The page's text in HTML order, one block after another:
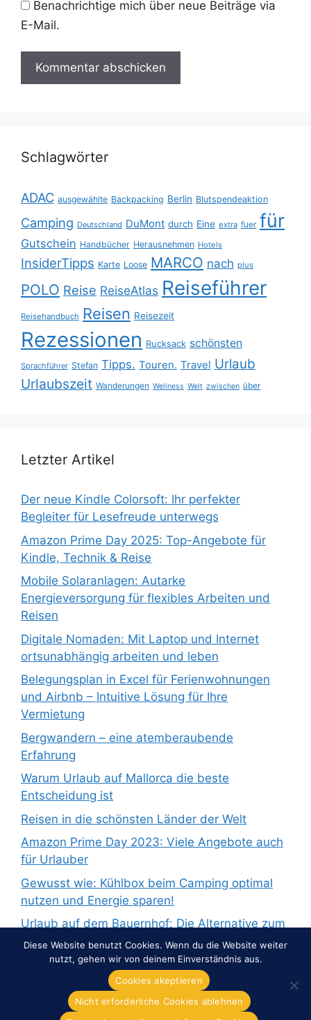
Benachrichtige mich über neue Beiträge via
E-Mail.
Schlagwörter
ADAC ausgewählte Backpacking Berlin Blutspendeaktion
Camping Deutschland DuMont durch Eine extra fuer für
Gutschein Handbücher Herausnehmen Hotels
InsiderTipps Karte Loose MARCO nach plus
POLO Reise ReiseAtlas Reiseführer
Reisehandbuch Reisen Reisezeit
Rezessionen Rucksack schönsten
Sprachführer Stefan Tipps. Touren. Travel Urlaub
Urlaubszeit Wanderungen Wellness Welt zwischen über
Letzter Artikel
Der neue Kindle Colorsoft: Ihr perfekter
Begleiter für Lesefreude unterwegs
Amazon Prime Day 2025: Top-Angebote für
Kindle, Technik & Reise
Mobile Solaranlagen: Autarke
Energieversorgung für flexibles Arbeiten und
Reisen
Digitale Nomaden: Mit Laptop und Internet
ortsunabhängig arbeiten und leben
Belegungsplan in Excel für Ferienwohnungen
und Airbnb – Intuitive Lösung für Ihre
Vermietung
Bergwandern – eine atemberaubende
Erfahrung
Warum Urlaub auf Mallorca die beste
Entscheidung ist
Reisen in die schönsten Länder der Welt
Amazon Prime Day 2023: Viele Angebote auch
für Urlauber
Gewusst wie: Kühlbox beim Camping optimal
nutzen und Energie sparen!
Urlaub auf dem Bauernhof: Die Alternative zum
Pauschalurlaub
© 2026 Overnight-Europe.de• Erstellt mit
Diese Website benutzt Cookies. Wenn du die Website weiter
nutzt, gehen wir von deinem Einverständnis aus.
Cookies akeptieren
Nicht erforderliche Cookies ablehnen